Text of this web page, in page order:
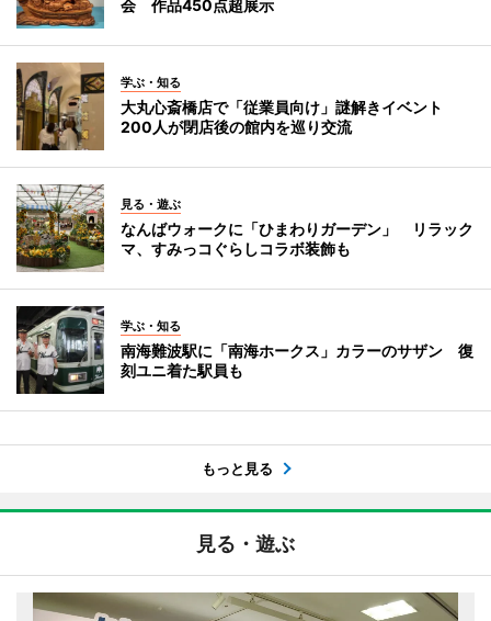
会 作品450点超展示
学ぶ・知る
大丸心斎橋店で「従業員向け」謎解きイベント
200人が閉店後の館内を巡り交流
見る・遊ぶ
なんばウォークに「ひまわりガーデン」 リラック
マ、すみっコぐらしコラボ装飾も
学ぶ・知る
南海難波駅に「南海ホークス」カラーのサザン 復
刻ユニ着た駅員も
もっと見る
見る・遊ぶ